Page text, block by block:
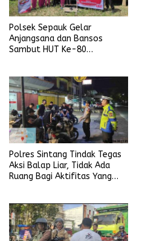
Polsek Sepauk Gelar
Anjangsana dan Bansos
Sambut HUT Ke-80
Polres Sintang Tindak Tegas
Aksi Balap Liar, Tidak Ada
Ruang Bagi Aktifitas Yang